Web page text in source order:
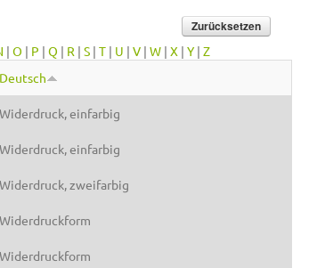
| O | P | Q | R | S | T | U | V | W | X | Y | Z
Deutsch
Widerdruck, einfarbig
Widerdruck, einfarbig
Widerdruck, zweifarbig
Widerdruckform
Widerdruckform